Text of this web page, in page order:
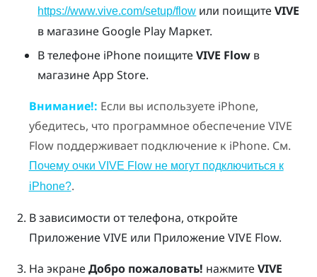
https://www.vive.com/setup/flow или поищитеVIVE
в магазине Google Play Маркет.
В телефоне iPhone поищитеVIVE Flow в
магазинеApp Store.
Внимание!: Если вы используете iPhone,
убедитесь, что программное обеспечение VIVE
Flowподдерживает подключение к iPhone. См.
Почему очки VIVE Flow не могут подключиться к
iPhone?.
В зависимости от телефона, откройте
Приложение VIVE или Приложение VIVE Flow.
На экране Добро пожаловать! нажмите VIVE